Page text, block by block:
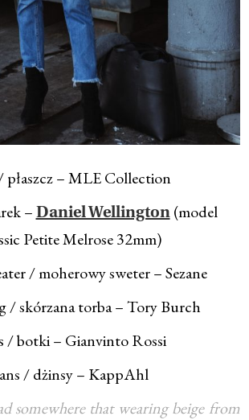
płaszcz – MLE Collection
– Daniel Wellington(model
Petite Melrose 32mm)
/ moherowy sweter – Sezane
/ skórzana torba – Tory Burch
/ botki – Gianvinto Rossi
/ dżinsy – KappAhl
somewhere that wearing beige from